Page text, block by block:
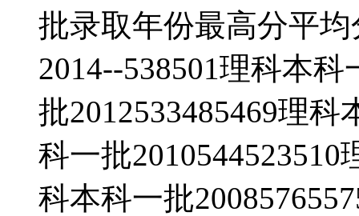
批录取年份最高分平
2014--538501理科本
批2012533485469理科
科一批2010544523510
科本科一批